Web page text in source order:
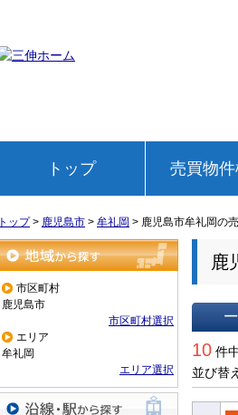
トップ 売買物
トップ> 鹿児島市 > 牟礼岡 > 鹿児島市牟礼岡の
地域から探す
市区町村
鹿児島市
市区町村選択
エリア
牟礼岡
エリア選択
鹿
10 件
並び替